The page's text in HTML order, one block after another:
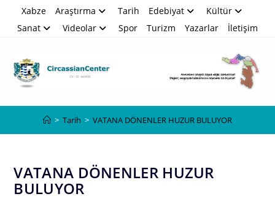
Xabze Araştırma Tarih Edebiyat
Kültür
Sanat
Videolar Spor Turizm Yazarlar İletişim
> Tarih > VATANA DÖNENLER HUZUR BULUYOR
VATANA DÖNENLER HUZUR
BULUYOR